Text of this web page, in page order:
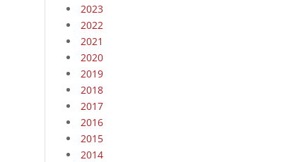
2023
2022
2021
2020
2019
2018
2017
2016
2015
2014